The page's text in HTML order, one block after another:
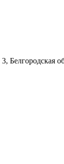
Белгородская